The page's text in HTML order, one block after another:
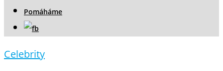
Pomáháme
Celebrity